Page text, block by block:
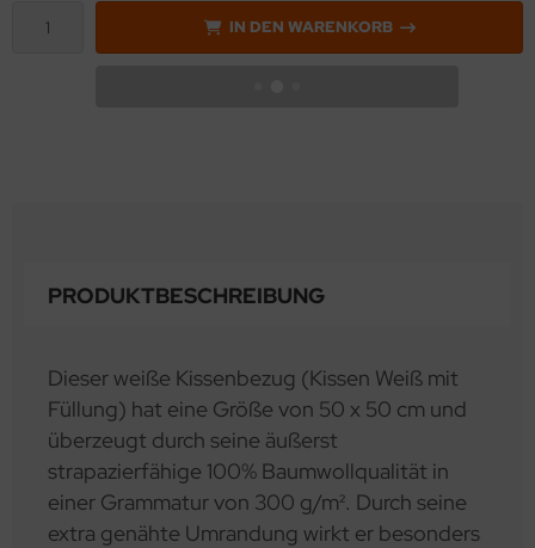
IN DEN WARENKORB
PRODUKTBESCHREIBUNG
Dieser weiße Kissenbezug (Kissen Weiß mit
Füllung) hat eine Größe von 50 x 50 cm und
überzeugt durch seine äußerst
strapazierfähige 100% Baumwollqualität in
einer Grammatur von 300 g/m². Durch seine
extra genähte Umrandung wirkt er besonders